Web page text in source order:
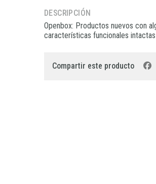
DESCRIPCIÓN
Openbox: Productos nuevos con
características funcionales intactas
Compartir este producto